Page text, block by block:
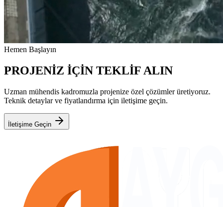
Hemen Başlayın
PROJENİZ İÇİN TEKLİF ALIN
Uzman mühendis kadromuzla projenize özel çözümler üretiyoruz.
Teknik detaylar ve fiyatlandırma için iletişime geçin.
İletişime Geçin